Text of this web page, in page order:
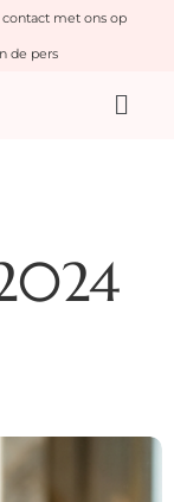
met ons op
de pers